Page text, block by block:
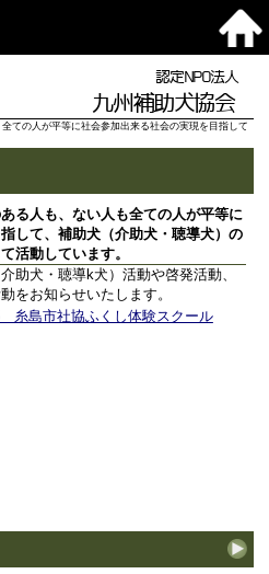
認定NPO法人
九州補助犬協会
全ての人が平等に社会参加出来る社会の実現を目指して
る人も、ない人も全ての人が平等に
して、補助犬（介助犬・聴導犬）の
活動しています。
助犬・聴導k犬）活動や啓発活動、
をお知らせいたします。
糸島市社協ふくし体験スクール